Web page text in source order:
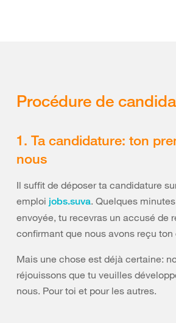
Procédure de
1. Ta candidature: ton
nous
Il suffit de déposer ta candidature
emploi jobs.suva. Quelques
envoyée, tu recevras un accusé de
confirmant que nous avons reçu ton
Mais une chose est déjà certaine:
réjouissons que tu veuilles
nous. Pour toi et pour les autres.